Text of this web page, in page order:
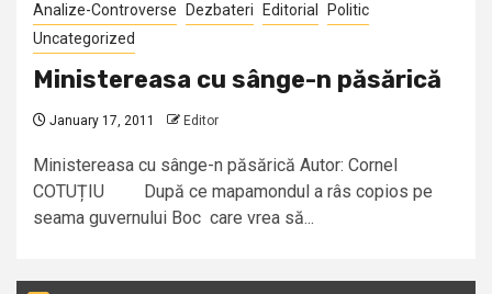
Analize-Controverse Dezbateri Editorial
Politic
Uncategorized
Ministereasa cu sânge-n păsărică
January 17, 2011 Editor
Ministereasa cu sânge-n păsărică Autor: Cornel
COTUȚIU După ce mapamondul a râs copios pe
seama guvernului Boc care vrea să...